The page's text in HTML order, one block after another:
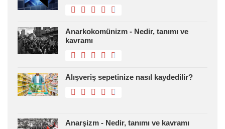
Anarkokomünizm - Nedir, tanımı ve
kavramı
Alışveriş sepetinize nasıl kaydedilir?
Anarşizm - Nedir, tanımı ve kavramı